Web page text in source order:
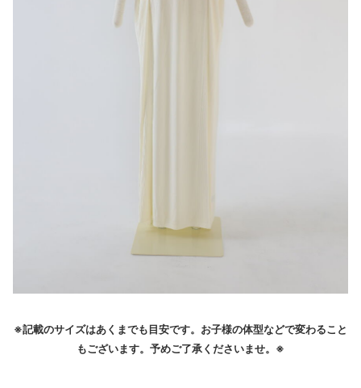
※記載のサイズはあくまでも目安です。お子様の体型などで変わること
もございます。予めご了承くださいませ。※